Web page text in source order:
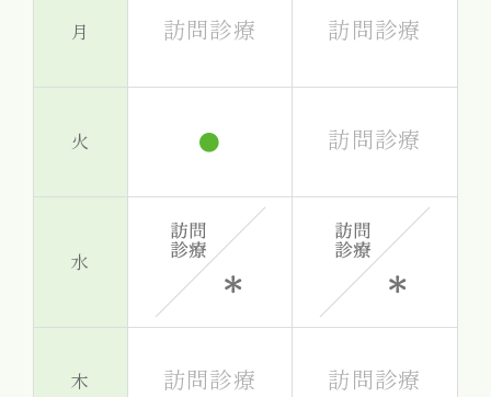
月 訪問診療 訪問診療
火 ● 訪問診療
水
木 訪問診療 訪問診療